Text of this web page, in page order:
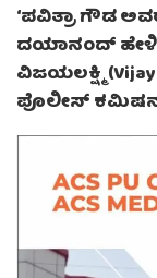
‘ಪವಿತ್ರಾ ಗೌಡ
ದಯಾನಂದ್ ಹೇಳಿಕೆ
ವಿಜಯಲಕ್ಷ್ಮಿ
ಪೊಲೀಸ್